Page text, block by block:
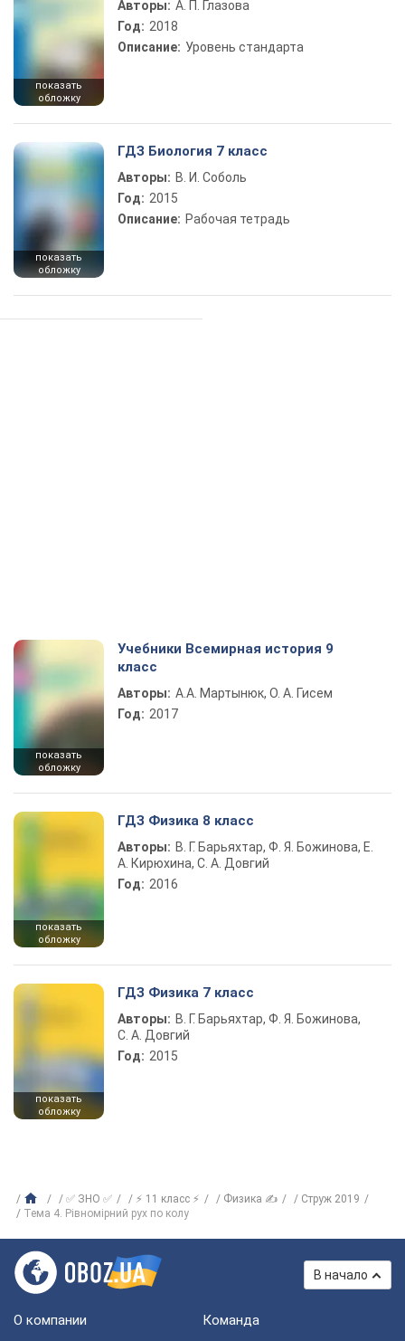
показать
обложку
Авторы: А. П. Глазова
Год: 2018
Описание: Уровень стандарта
показать
обложку
ГДЗ Биология 7 класс
Авторы: В. И. Соболь
Год: 2015
Описание: Рабочая тетрадь
показать
обложку
Учебники Всемирная история 9
класс
Авторы: А.А. Мартынюк, О. А. Гисем
Год: 2017
показать
обложку
ГДЗ Физика 8 класс
Авторы: В. Г. Барьяхтар, Ф. Я. Божинова, Е.
А. Кирюхина, С. А. Довгий
Год: 2016
показать
обложку
ГДЗ Физика 7 класс
Авторы: В. Г. Барьяхтар, Ф. Я. Божинова,
С. А. Довгий
Год: 2015
✅ ЗНО ✅ ⚡ 11 класс ⚡ Физика ✍
Струж 2019
Тема 4. Рівномірний рух по колу
В начало
О компании Команда